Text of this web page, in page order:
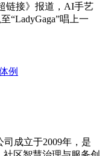
链接》报道，AI手艺
“LadyGaga”唱上一
例
成立于2009年，是